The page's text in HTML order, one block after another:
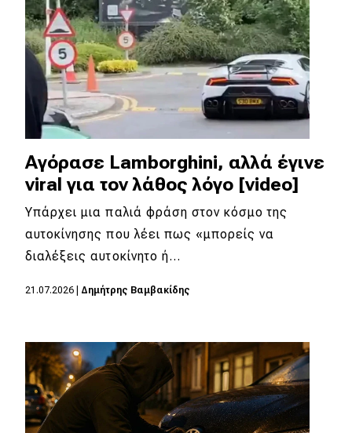
Test Drive
Δοκιμή
Αποστολή
Συγκρίνουμε
Αγώνες
Formula 1
WRC
Motorsport
Νέα
Τεχνολογία
Mobility
Αγόρασε Lamborghini, αλλά έγινε
viral για τον λάθος λόγο [video]
Υπάρχει μια παλιά φράση στον κόσμο της
αυτοκίνησης που λέει πως «μπορείς να
διαλέξεις αυτοκίνητο ή…
21.07.2026 Δημήτρης Βαμβακίδης